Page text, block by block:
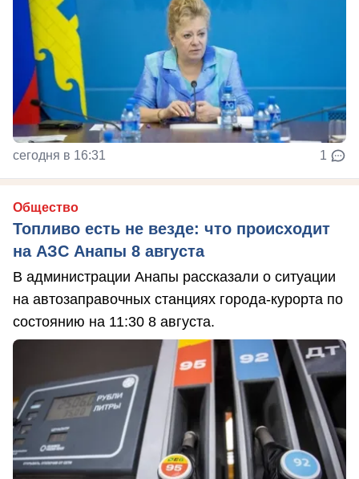
сегодня в 16:31 1
Общество
Топливо есть не везде: что происходит
на АЗС Анапы 8 августа
В администрации Анапы рассказали о ситуации
на автозаправочных станциях города-курорта по
состоянию на 11:30 8 августа.